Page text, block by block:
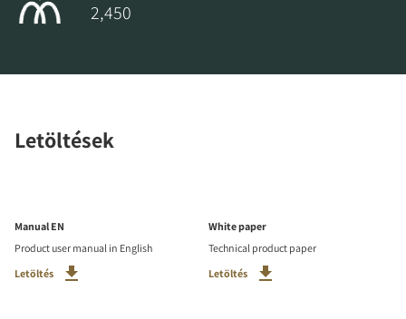
2,450
Letöltések
Manual EN
Product user manual in English
Letöltés
White paper
Technical product paper
Letöltés